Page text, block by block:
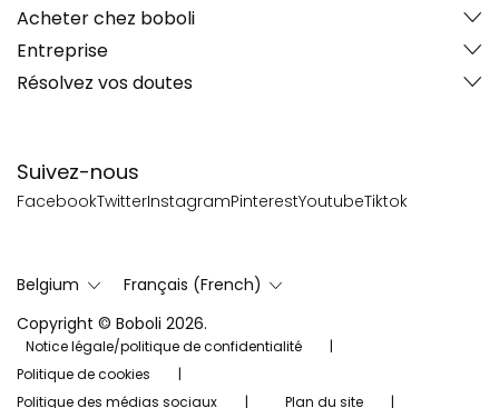
Suivez-nous
FacebookTwitterInstagramPinterestYoutubeTiktok
Acheter chez boboli
Entreprise
Résolvez vos doutes
Belgium
Français (French)
Copyright © Boboli 2026.
Notice légale/politique de confidentialité
Politique de cookies
Politique des médias sociaux
Plan du site